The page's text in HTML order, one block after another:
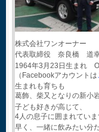
株式会社ワンオーナー
代表取締役 奈良橋 道
1964年3月23日生まれ
（Facebookアカウントは
生まれも育ちも
葛飾、柴又となりの新小
子ども好きが高じて、
4人の息子に囲まれていま
早く、一緒に飲みたい分